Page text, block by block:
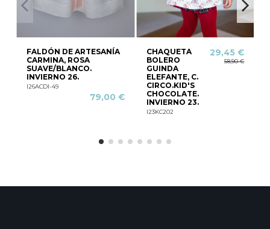
FALDÓN DE ARTESANÍA
CARMINA, ROSA
SUAVE/BLANCO.
INVIERNO 26.
I26ACDI-49
79,00 €
CHAQUETA
BOLERO
GUINDA
ELEFANTE, C.
CIRCO.KID'S
CHOCOLATE.
INVIERNO 23.
I23KC202
29,45 €
58,90 €